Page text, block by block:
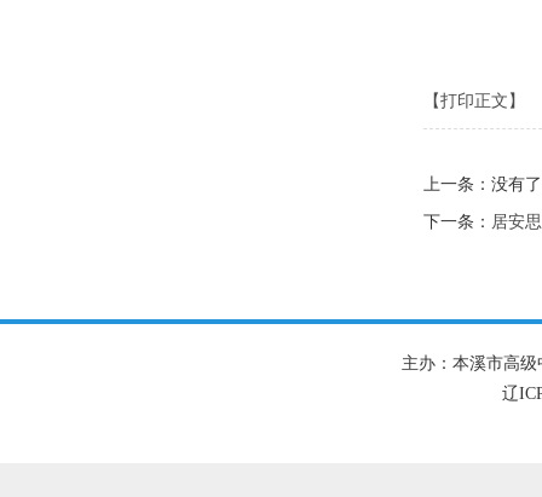
【打印正文】
上一条：没有
下一条： 居安
主办：本溪市高
辽